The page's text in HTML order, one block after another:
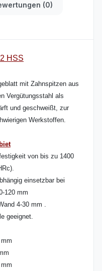
(0)
HSS
mit Zahnspitzen aus
Vergütungsstahl als
und geschweißt, zur
Werkstoffen.
von bis zu 1400
einsetzbar bei
120 mm
4-30 mm .
geeignet.
mm
mm